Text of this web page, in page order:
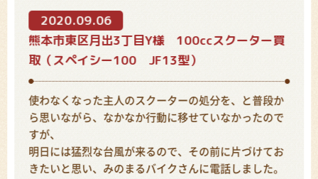
2020.09.06
熊本市東区月出3丁目Y様 100ccスクーター買
取（スペイシー100 JF13型）
使わなくなった主人のスクーターの処分を、と普段か
ら思いながら、なかなか行動に移せていなかったので
すが、
明日には猛烈な台風が来るので、その前に片づけてお
きたいと思い、みのまるバイクさんに電話しました。